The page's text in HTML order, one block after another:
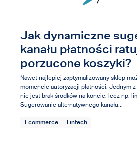
Jak dynamiczne
kanału płatności
porzucone koszyki?
Nawet najlepiej zoptymalizowany sklep
momencie autoryzacji płatności. Jednym
nie jest brak środków na koncie, lecz np.
Sugerowanie alternatywnego kanału...
Ecommerce Fintech